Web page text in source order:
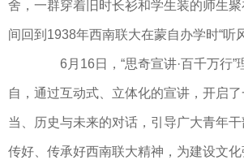
舍，一群穿着旧时长衫和学生装的师生
间回到1938年西南联大在蒙自办学时“听
6月16日，“思奇宣讲·百千万行”
自，通过互动式、立体化的宣讲，开启
当、历史与未来的对话，引导广大青年
传好、传承好西南联大精神，为建设文